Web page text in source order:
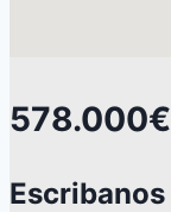
578.000€
Escribanos